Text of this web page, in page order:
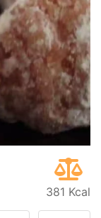
381 Kcal